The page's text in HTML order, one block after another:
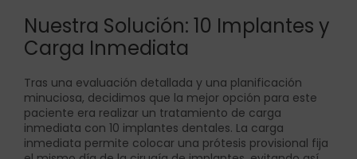
Nuestra Solución: 10 Implantes y
Carga Inmediata
Tras una evaluación detallada y una planificación
minuciosa, decidimos que la mejor opción para este
paciente era realizar un tratamiento de carga
inmediata con 10 implantes dentales. La carga
inmediata permite colocar una prótesis provisional fija